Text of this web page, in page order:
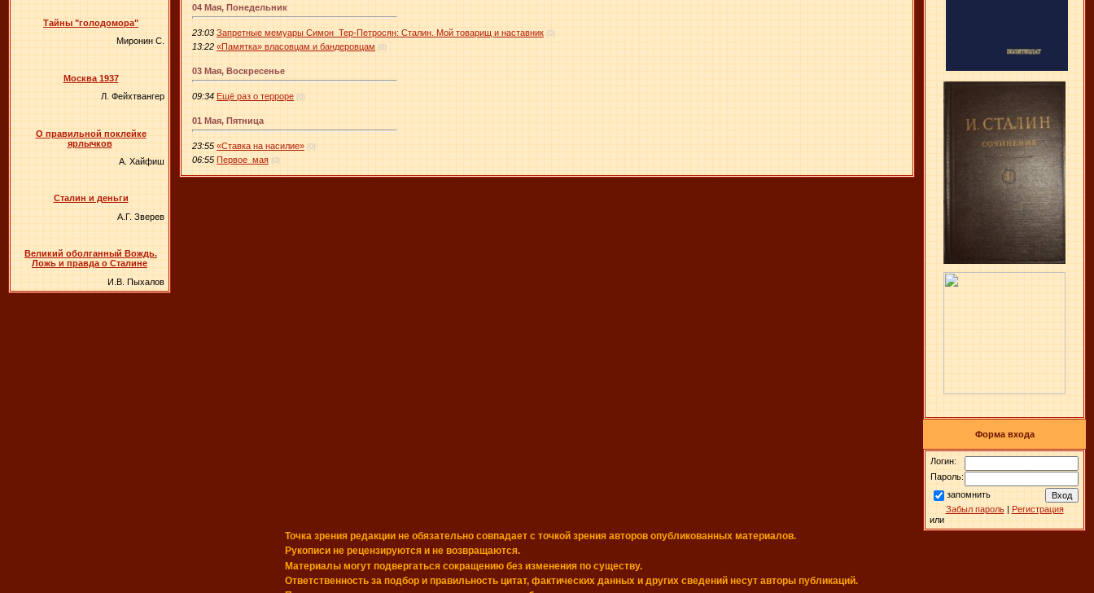
Тайны "голодомора"
Миронин С.
Москва 1937
Л. Фейхтвангер
О правильной поклейке
ярлычков
А. Хайфиш
Сталин и деньги
А.Г. Зверев
Великий оболганный Вождь.
Ложь и правда о Сталине
И.В. Пыхалов
04 Мая, Понедельник
23:03 Запретные мемуары Симон Тер-Петросян: Сталин. Мой товарищ и наставник (0)
13:22 «Памятка» власовцам и бандеровцам (0)
03 Мая, Воскресенье
09:34 Ещё раз о терроре (0)
01 Мая, Пятница
23:55 «Ставка на насилие» (0)
06:55 Первое мая (0)
Форма входа
Логин:
Пароль:
запомнить
Забыл пароль| Регистрация
или
Точка зрения редакции не обязательно совпадает с точкой зрения авторов опубликованных материалов.
Рукописи не рецензируются и не возвращаются.
Материалы могут подвергаться сокращению без изменения по существу.
Ответственность за подбор и правильность цитат, фактических данных и других сведений несут авторы публикаций.